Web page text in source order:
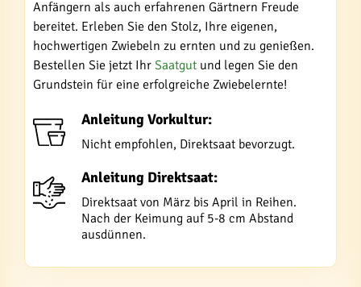
Anfängern als auch erfahrenen Gärtnern Freude
bereitet. Erleben Sie den Stolz, Ihre eigenen,
hochwertigen Zwiebeln zu ernten und zu genießen.
Bestellen Sie jetzt Ihr Saatgut und legen Sie den
Grundstein für eine erfolgreiche Zwiebelernte!
Anleitung Vorkultur:
Nicht empfohlen, Direktsaat bevorzugt.
Anleitung Direktsaat:
Direktsaat von März bis April in Reihen.
Nach der Keimung auf 5-8 cm Abstand
ausdünnen.